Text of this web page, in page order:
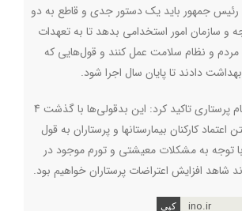
رئیس جمهور باید یک دستور جدی و قاطع به دو
و سازمان امور استخدامی بدهد تا به تعهدات
و نظام سلامت عمل کنند و قول‌هایی که
دادند تا پایان سال اجرا شود.
رئیس کل سازمان نظام پرستاری تاکید کرد: این بدقولی‌ها با گذشت 4
کارکنان بیمارستانها و پرستاران به قول
توجه به مشکلات معیشتی و تورم موجود در
شاهد افزایش اعتراضات پرستاران خواهیم بود.
ino.ir